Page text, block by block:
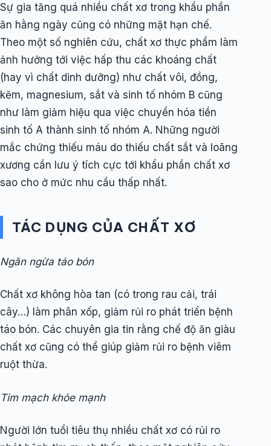
Sự gia tăng quá nhiều chất xơ trong khẩu phần
ăn hằng ngày cũng có những mặt hạn chế.
Theo một số nghiên cứu, chất xơ thực phẩm làm
ảnh hưởng tới việc hấp thu các khoáng chất
(hay vì chất dinh dưỡng) như chất vôi, đồng,
kẽm, magnesium, sắt và sinh tố nhóm B cũng
như làm giảm hiệu qua việc chuyển hóa tiền
sinh tố A thành sinh tố nhóm A. Những người
mắc chứng thiếu máu do thiếu chất sắt và loãng
xương cần lưu ý tích cực tới khẩu phần chất xơ
sao cho ở mức nhu cầu thấp nhất.
TÁC DỤNG CỦA CHẤT XƠ
Ngăn ngừa táo bón
Chất xơ không hòa tan (có trong rau cải, trái
cây…) làm phân xốp, giảm rủi ro phát triển bệnh
táo bón. Các chuyên gia tin rằng chế độ ăn giàu
chất xơ cũng có thể giúp giảm rủi ro bệnh viêm
ruột thừa.
Tim mạch khỏe mạnh
Người lớn tuổi tiêu thụ nhiều chất xơ có rủi ro